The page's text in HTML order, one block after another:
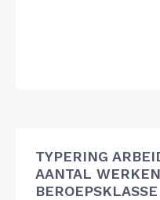
TYPERING
AANTAL
BEROEPSKLASSE